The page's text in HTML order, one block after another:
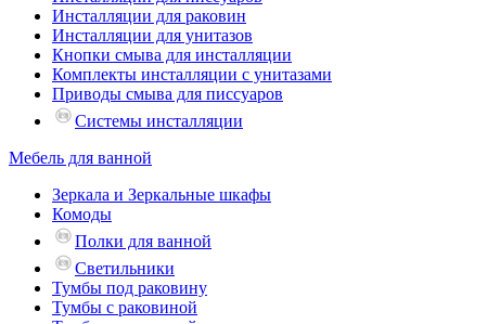
Инсталляции для раковин
Инсталляции для унитазов
Кнопки смыва для инсталляции
Комплекты инсталляции с унитазами
Приводы смыва для писсуаров
Системы инсталляции
Мебель для ванной
Зеркала и Зеркальные шкафы
Комоды
Полки для ванной
Светильники
Тумбы под раковину
Тумбы с раковиной